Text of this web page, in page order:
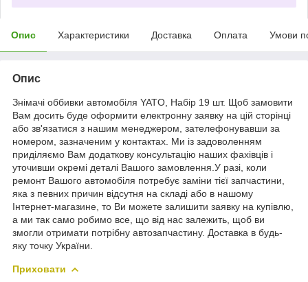
Опис Характеристики Доставка Оплата Умови
Опис
Знімачі оббивки автомобіля YATO, Набір 19 шт. Щоб замовити
Вам досить буде оформити електронну заявку на цій сторінці
або зв'язатися з нашим менеджером, зателефонувавши за
номером, зазначеним у контактах. Ми із задоволенням
приділяємо Вам додаткову консультацію наших фахівців і
уточивши окремі деталі Вашого замовлення.У разі, коли
ремонт Вашого автомобіля потребує заміни тієї запчастини,
яка з певних причин відсутня на складі або в нашому
Інтернет-магазине, то Ви можете залишити заявку на купівлю,
а ми так само робимо все, що від нас залежить, щоб ви
змогли отримати потрібну автозапчастину. Доставка в будь-
яку точку України.
Приховати